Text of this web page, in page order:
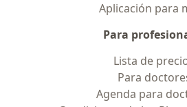
Aplicación para
Para
Lista de
Para
Agenda para